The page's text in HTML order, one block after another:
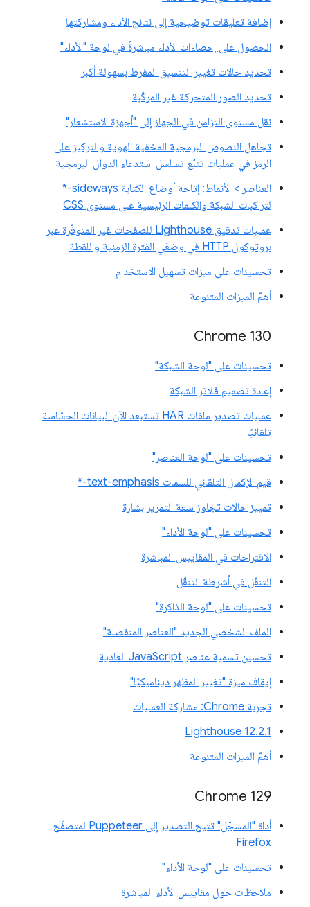
إضافة تعليقات توضيحية إلى نتائج الأداء ومشاركتها
الحصول على إحصاءات الأداء مباشرةً في لوحة "الأداء"
تحديد حالات تغيير التنسيق المفرط بسهولة أكبر
تحديد الصور المتحركة غير المركّبة
نقل مستوى التزامن في الجهاز إلى "أجهزة الاستشعار"
تجاهل النصوص البرمجية المخفية الهوية والتركيز على
الرمز في عمليات تتبُّع تسلسل استدعاء الدوال البرمجية
العناصر > الأنماط: إتاحة أوضاع الكتابة sideways-*
لتراكبات الشبكة والكلمات الرئيسية على مستوى CSS
عمليات تدقيق Lighthouse للصفحات غير المتوفّرة عبر
بروتوكول HTTP في وضعَي الفترة الزمنية واللقطة
تحسينات على ميزات تسهيل الاستخدام
أهمّ الميزات المتنوعة
Chrome 130
تحسينات على "لوحة الشبكة"
إعادة تصميم فلاتر الشبكة
عمليات تصدير ملفات HAR تستبعد الآن البيانات الحسّاسة
تلقائيًا
تحسينات على "لوحة العناصر"
قيم الإكمال التلقائي للسمات text-emphasis-*
تمييز حالات تجاوز سعة التمرير بشارة
تحسينات على "لوحة الأداء"
الاقتراحات في المقاييس المباشرة
التنقّل في أشرطة التنقّل
تحسينات على "لوحة الذاكرة"
الملف الشخصي الجديد "العناصر المنفصلة"
تحسين تسمية عناصر JavaScript العادية
إيقاف ميزة "تغيير المظهر ديناميكيًا"
تجربة Chrome: مشاركة العمليات
‫Lighthouse 12.2.1
أهمّ الميزات المتنوعة
Chrome 129
أداة "المسجّل" تتيح التصدير إلى Puppeteer لمتصفّح
Firefox
تحسينات على "لوحة الأداء"
ملاحظات حول مقاييس الأداء المباشرة